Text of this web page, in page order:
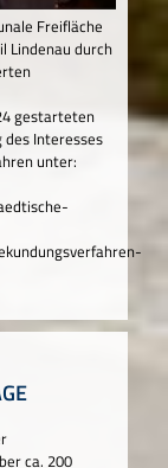
Freifläche
Lindenau durch
gestarteten
des Interesses
unter:
ca. 200